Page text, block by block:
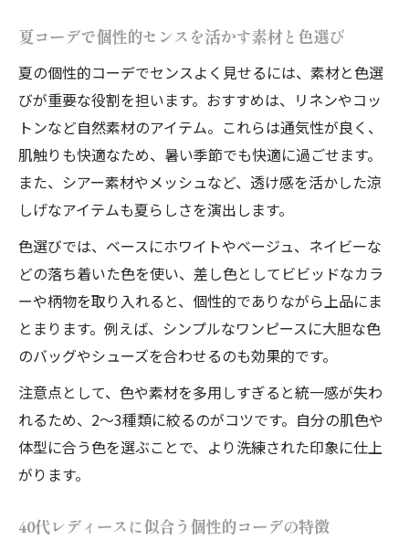
夏コーデで個性的センスを活かす素材と色選び
夏の個性的コーデでセンスよく見せるには、素材と色選
びが重要な役割を担います。おすすめは、リネンやコッ
トンなど自然素材のアイテム。これらは通気性が良く、
肌触りも快適なため、暑い季節でも快適に過ごせます。
また、シアー素材やメッシュなど、透け感を活かした涼
しげなアイテムも夏らしさを演出します。
色選びでは、ベースにホワイトやベージュ、ネイビーな
どの落ち着いた色を使い、差し色としてビビッドなカラ
ーや柄物を取り入れると、個性的でありながら上品にま
とまります。例えば、シンプルなワンピースに大胆な色
のバッグやシューズを合わせるのも効果的です。
注意点として、色や素材を多用しすぎると統一感が失わ
れるため、2〜3種類に絞るのがコツです。自分の肌色や
体型に合う色を選ぶことで、より洗練された印象に仕上
がります。
40代レディースに似合う個性的コーデの特徴